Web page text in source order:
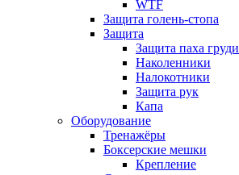
WTF
Защита голень-стопа
Защита
Защита паха груди
Наколенники
Налокотники
Защита рук
Капа
Оборудование
Тренажёры
Боксерские мешки
Крепление